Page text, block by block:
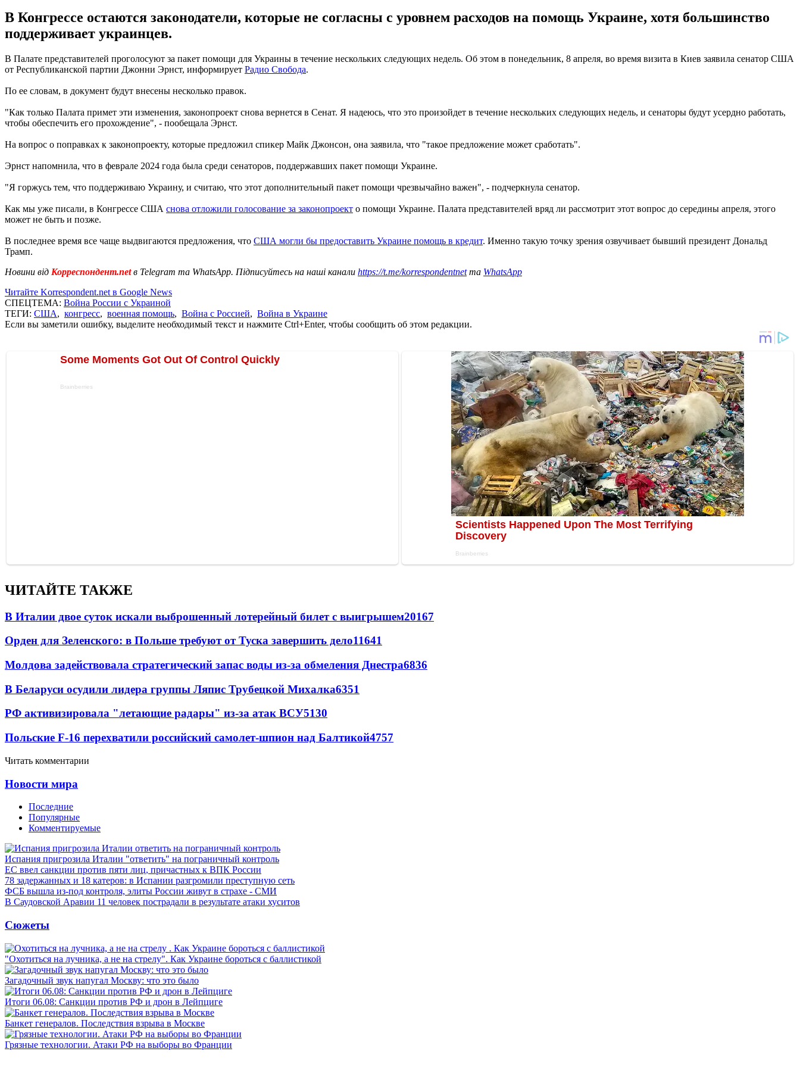
В Конгрессе остаются законодатели, которые не согласны с уровнем расходов на помощь Украине, хотя большинство
поддерживает украинцев.
В Палате представителей проголосуют за пакет помощи для Украины в течение нескольких следующих недель. Об этом в понедельник, 8 апреля, во время визита в Киев заявила сенатор США
от Республиканской партии Джонни Эрнст, информирует Радио Свобода.
По ее словам, в документ будут внесены несколько правок.
"Как только Палата примет эти изменения, законопроект снова вернется в Сенат. Я надеюсь, что это произойдет в течение нескольких следующих недель, и сенаторы будут усердно работать,
чтобы обеспечить его прохождение", - пообещала Эрнст.
На вопрос о поправках к законопроекту, которые предложил спикер Майк Джонсон, она заявила, что "такое предложение может сработать".
Эрнст напомнила, что в феврале 2024 года была среди сенаторов, поддержавших пакет помощи Украине.
"Я горжусь тем, что поддерживаю Украину, и считаю, что этот дополнительный пакет помощи чрезвычайно важен", - подчеркнула сенатор.
Как мы уже писали, в Конгрессе США снова отложили голосование за законопроект о помощи Украине. Палата представителей вряд ли рассмотрит этот вопрос до середины апреля, этого
может не быть и позже.
В последнее время все чаще выдвигаются предложения, что США могли бы предоставить Украине помощь в кредит. Именно такую точку зрения озвучивает бывший президент Дональд
Трамп.
Новини від Корреспондент.netв Telegram та WhatsApp. Підписуйтесь на наші канали https://t.me/korrespondentnetта WhatsApp
Читайте Korrespondent.net в Google News
СПЕЦТЕМА: Война России с Украиной
ТЕГИ: США, конгресс, военная помощь, Война с Россией, Война в Украине
Если вы заметили ошибку, выделите необходимый текст и нажмите Ctrl+Enter, чтобы сообщить об этом редакции.
ЧИТАЙТЕ ТАКЖЕ
В Италии двое суток искали выброшенный лотерейный билет с выигрышем20167
Орден для Зеленского: в Польше требуют от Туска завершить дело11641
Молдова задействовала стратегический запас воды из-за обмеления Днестра6836
В Беларуси осудили лидера группы Ляпис Трубецкой Михалка6351
РФ активизировала "летающие радары" из-за атак ВСУ5130
Польские F-16 перехватили российский самолет-шпион над Балтикой4757
Читать комментарии
Новости мира
Последние
Популярные
Комментируемые
Испания пригрозила Италии "ответить" на пограничный контроль
ЕС ввел санкции против пяти лиц, причастных к ВПК России
78 задержанных и 18 катеров: в Испании разгромили преступную сеть
ФСБ вышла из-под контроля, элиты России живут в страхе - СМИ
В Саудовской Аравии 11 человек пострадали в результате атаки хуситов
Сюжеты
"Охотиться на лучника, а не на стрелу". Как Украине бороться с баллистикой
Загадочный звук напугал Москву: что это было
Итоги 06.08: Санкции против РФ и дрон в Лейпциге
Банкет генералов. Последствия взрыва в Москве
Грязные технологии. Атаки РФ на выборы во Франции